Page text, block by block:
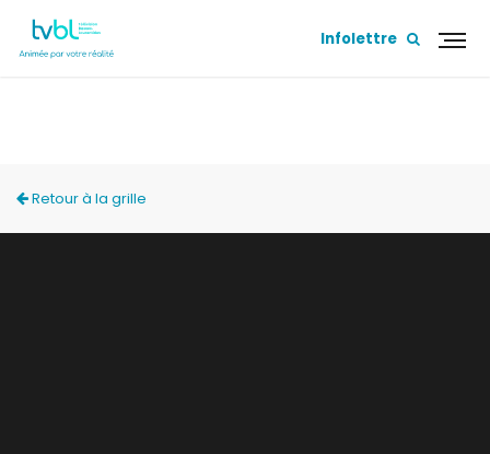
Infolettre
Retour à la grille